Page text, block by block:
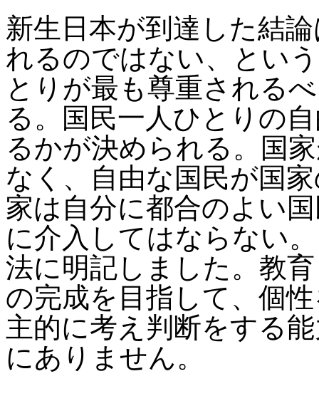
新生日本が到達した結
れるのではない、とい
とりが最も尊重される
る。国民一人ひとりの
るかが決められる。国
なく、自由な国民が国
家は自分に都合のよい
に介入してはならない
法に明記しました。教
の完成を目指して、個
主的に考え判断をする
にありません。